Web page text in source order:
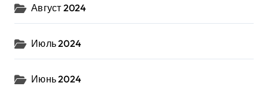
Август 2024
Июль 2024
Июнь 2024